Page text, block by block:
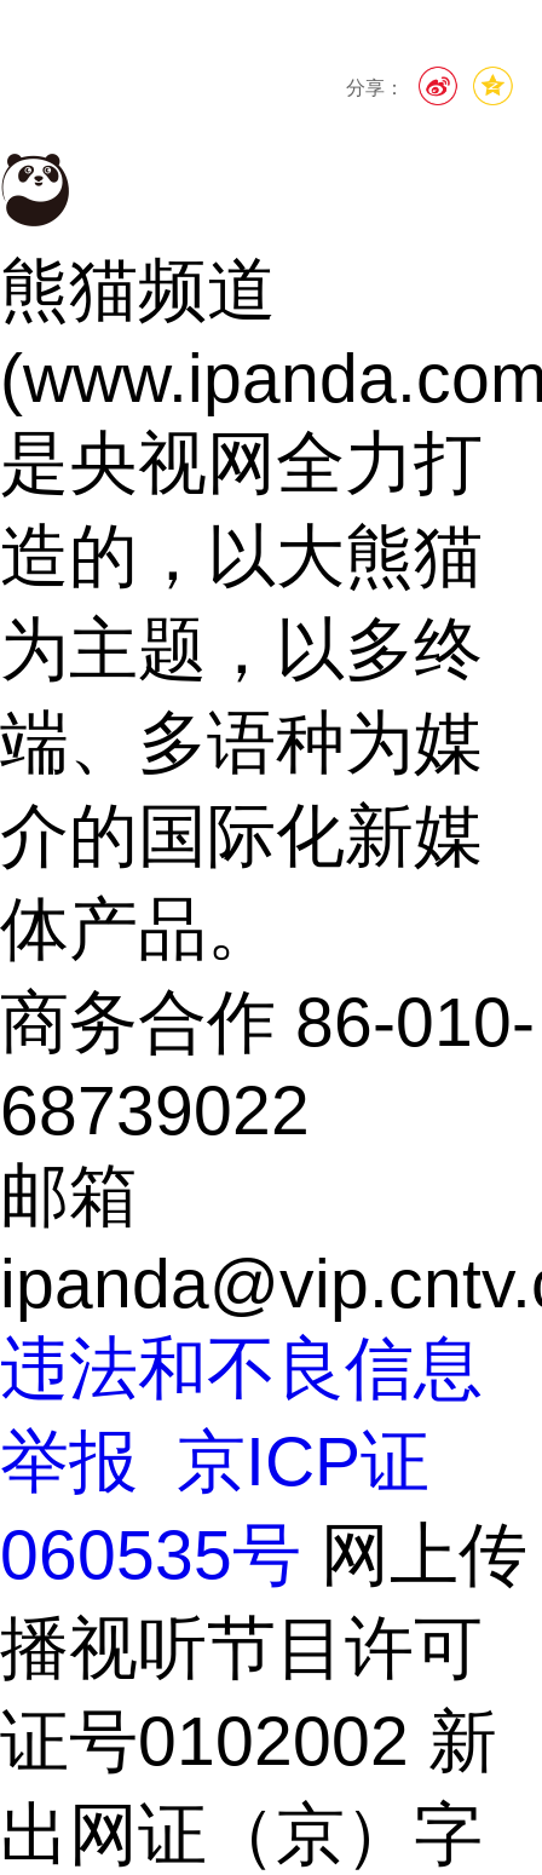
分享：
熊猫频道
是央视网全力打
造的，以大熊猫
为主题，以多终
端、多语种为媒
介的国际化新媒
体产品。
商务合作 86-010-
68739022
邮箱
违法和不良信息
举报
京ICP证
060535号 网上传
播视听节目许可
证号0102002 新
出网证（京）字